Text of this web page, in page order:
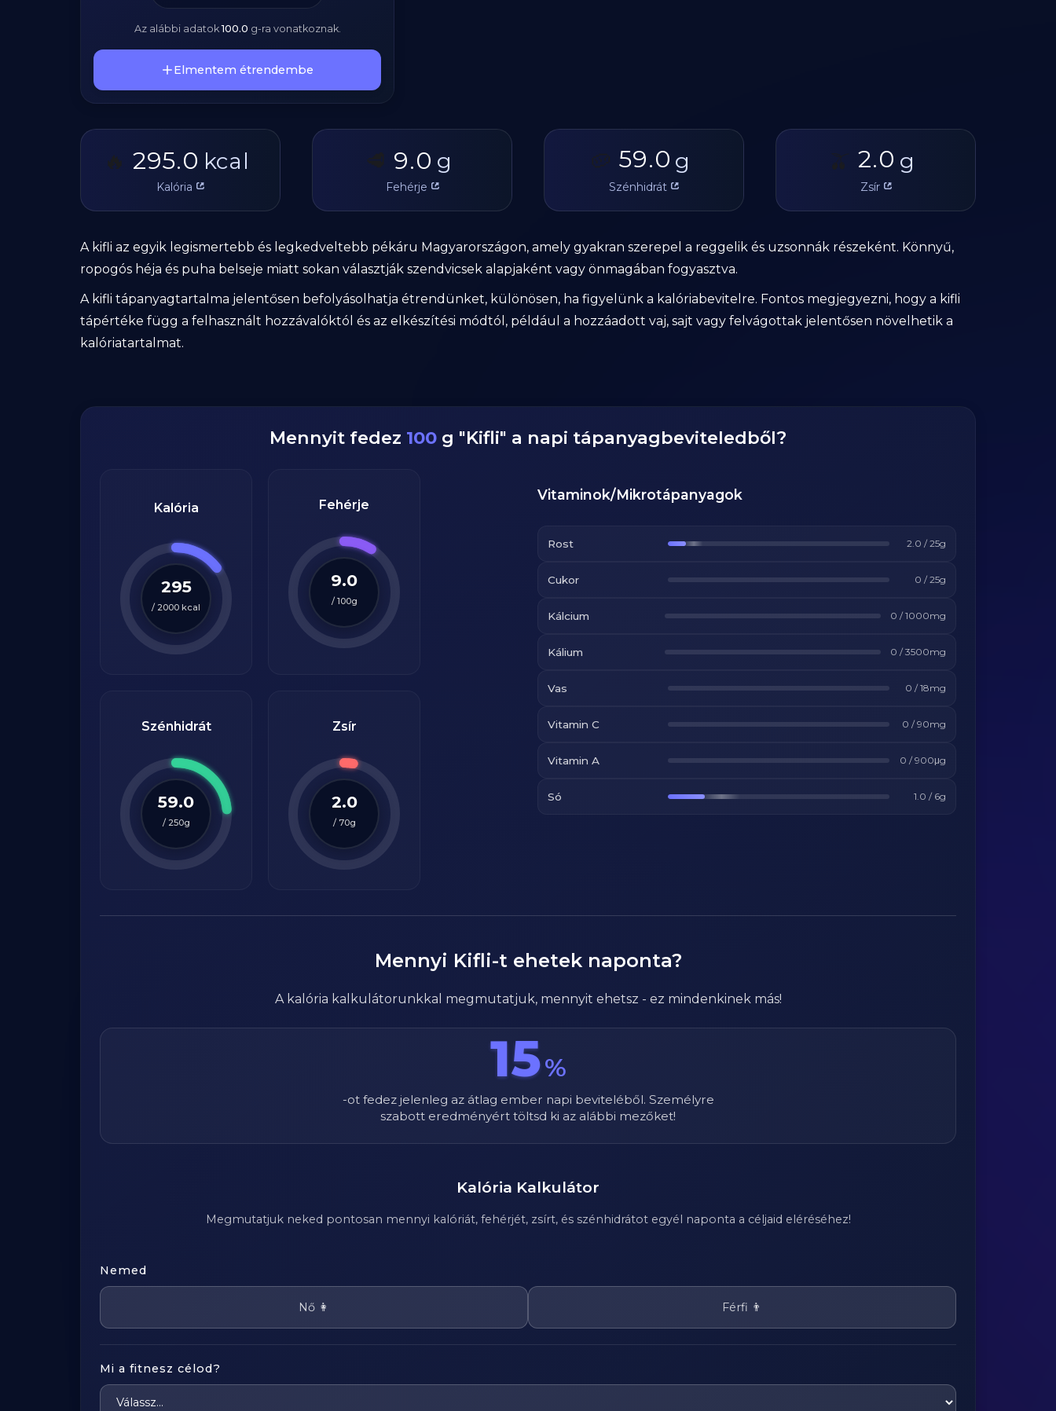
Az alábbi adatok100.0 g-ra vonatkoznak.
Elmentem étrendembe
🔥 295.0 kcal
Kalória
🥩 9.0 g
Fehérje
🥔 59.0 g
Szénhidrát
🫒 2.0 g
Zsír
A kifli az egyik legismertebb és legkedveltebb pékáru Magyarországon, amely gyakran szerepel a reggelik és uzsonnák részeként. Könnyű,
ropogós héja és puha belseje miatt sokan választják szendvicsek alapjaként vagy önmagában fogyasztva.
A kifli tápanyagtartalma jelentősen befolyásolhatja étrendünket, különösen, ha figyelünk a kalóriabevitelre. Fontos megjegyezni, hogy a kifli
tápértéke függ a felhasznált hozzávalóktól és az elkészítési módtól, például a hozzáadott vaj, sajt vagy felvágottak jelentősen növelhetik a
kalóriatartalmat.
Mennyit fedez 100 g "Kifli" a napi tápanyagbeviteledből?
Kalória
295
/ 2000 kcal
Fehérje
9.0
/100g
Szénhidrát
59.0
/ 250g
Zsír
2.0
/70g
Vitaminok/Mikrotápanyagok
Rost 2.0 /25g
Cukor 0 /25g
Kálcium 0 /1000mg
Kálium 0 /3500mg
Vas 0 /18mg
Vitamin C 0 /90mg
Vitamin A 0 /900μg
Só 1.0 / 6g
Mennyi Kifli-t ehetek naponta?
A kalória kalkulátorunkkal megmutatjuk, mennyit ehetsz - ez mindenkinek más!
15%
-ot fedez jelenleg az átlag ember napi beviteléből. Személyre
szabott eredményért töltsd ki az alábbi mezőket!
Kalória Kalkulátor
Megmutatjuk neked pontosan mennyi kalóriát, fehérjét, zsírt, és szénhidrátot egyél naponta a céljaid eléréséhez!
Nemed
Nő 👩 Férfi 👨
Mi a fitnesz célod?